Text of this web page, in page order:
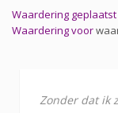
Waardering geplaatst
Waardering voor
Zonder dat ik